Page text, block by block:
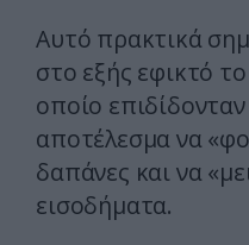
Αυτό πρακτικά
στο εξής εφικτό
οποίο
αποτέλεσμα να
δαπάνες και να
εισοδήματα.